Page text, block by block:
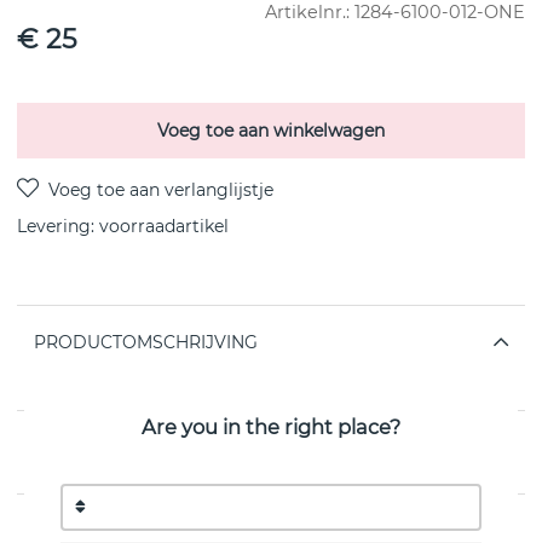
Artikelnr.: 1284-6100-012-ONE
€ 25
Voeg toe aan winkelwagen
Levering: voorraadartikel
PRODUCTOMSCHRIJVING
Are you in the right place?